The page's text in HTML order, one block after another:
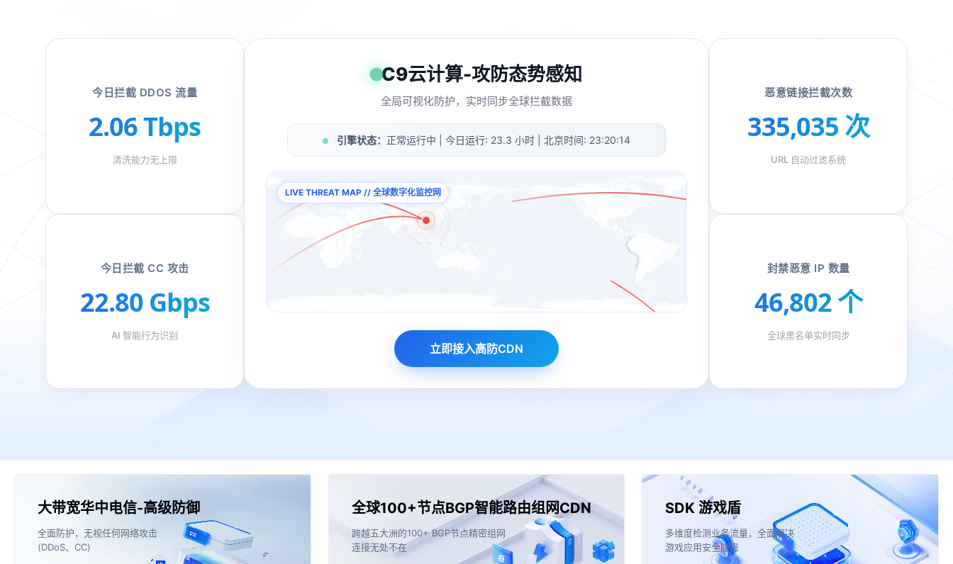
今日拦截 DDOS 流量
2.06 Tbps
清洗能力无上限
今日拦截 CC 攻击
22.80 Gbps
AI 智能行为识别
C9云计算-攻防态势感知
全局可视化防护，实时同步全球拦截数据
引擎状态： 正常运行中 | 今日运行: 23.3 小时 | 北京时间: 23:20:21
LIVE THREAT MAP // 全球数字化监控网
立即接入高防CDN
恶意链接拦截次数
335,054 次
URL 自动过滤系统
封禁恶意 IP 数量
46,803 个
全球黑名单实时同步
大带宽华中电信-高级防御
全面防护，无视任何网络攻击
(DDoS、CC)
全球100+节点BGP智能路由组网CDN
跨越五大洲的100+ BGP节点精密组网
连接无处不在
SDK 游戏盾
多维度检测业务流量，全面解决
游戏应用安全隐患